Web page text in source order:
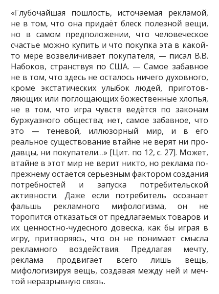
«Глубочайшая пошлость, источаемая рекламой,
не в том, что она придаёт блеск полезной вещи,
но в самом предположении, что человеческое
счастье можно купить и что покупка эта в какой-
то мере возвеличивает покупателя, — писал В.В.
Набоков, странствуя по США. — Самое забавное
не в том, что здесь не осталось ничего духовного,
кроме экстатических улыбок людей, приготов­
ляющих или поглощающих божественные хлопья,
не в том, что игра чувств ведётся по законам
буржуазного общества; нет, самое забавное, что
это — тене­вой, иллюзорный мир, и в его
реальное существование втайне не верят ни про­
давцы, ни покупатели…» [Цит. по 12, с. 27]. Может,
втайне в этот мир не верит никто, но реклама по-
прежнему остается серьезным фактором создания
потреб­ностей и запуска потребительской
активности. Даже если потребитель осознает
фальшь рекламного мифологизма, он не
торопится отказаться от предлагаемых товаров и
их ценностно-чудесного довеска, как бы играя в
игру, притворяясь, что он не понимает смысла
рекламного воздействия. Предлагая мечту,
реклама продвигает всего лишь вещь,
мифологизируя вещь, создавая между ней и меч­
той неразрывную связь.